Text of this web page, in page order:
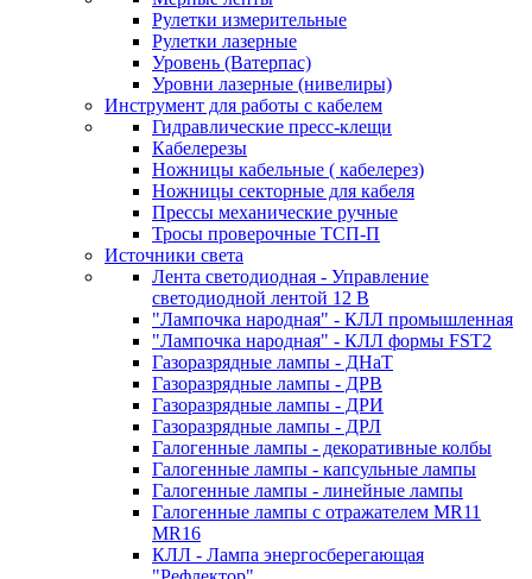
Рулетки измерительные
Рулетки лазерные
Уровень (Ватерпас)
Уровни лазерные (нивелиры)
Инструмент для работы с кабелем
Гидравлические пресс-клещи
Кабелерезы
Ножницы кабельные ( кабелерез)
Ножницы секторные для кабеля
Прессы механические ручные
Тросы проверочные ТСП-П
Источники света
Лента светодиодная - Управление
светодиодной лентой 12 В
"Лампочка народная" - КЛЛ промышленная
"Лампочка народная" - КЛЛ формы FST2
Газоразрядные лампы - ДНаТ
Газоразрядные лампы - ДРВ
Газоразрядные лампы - ДРИ
Газоразрядные лампы - ДРЛ
Галогенные лампы - декоративные колбы
Галогенные лампы - капсульные лампы
Галогенные лампы - линейные лампы
Галогенные лампы с отражателем MR11
MR16
КЛЛ - Лампа энергосберегающая